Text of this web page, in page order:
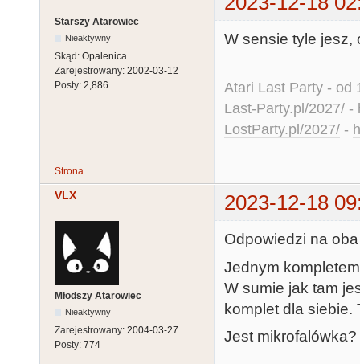
Starszy Atarowiec
Nieaktywny
Skąd: Opalenica
Zarejestrowany: 2002-03-12
Posty: 2,886
W sensie tyle jesz,
Atari Last Party - od
Last-Party.pl/2027/ -
LostParty.pl/2027/ -
Strona
VLX 2023-12-18
Młodszy Atarowiec
Nieaktywny
Zarejestrowany: 2004-03-27
Posty: 774
Odpowiedzi na
Jednym
W sumie jak tam
komplet dla siebie.
Jest mikrofalówka?